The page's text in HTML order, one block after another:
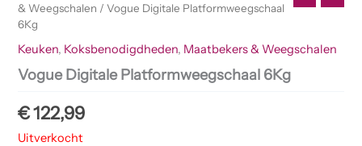
& Weegschalen / Vogue Digitale Platformweegschaal
6Kg
Keuken, Koksbenodigdheden, Maatbekers & Weegschalen
Vogue Digitale Platformweegschaal 6Kg
€122,99
Uitverkocht